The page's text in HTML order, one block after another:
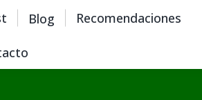
Blog Recomendaciones